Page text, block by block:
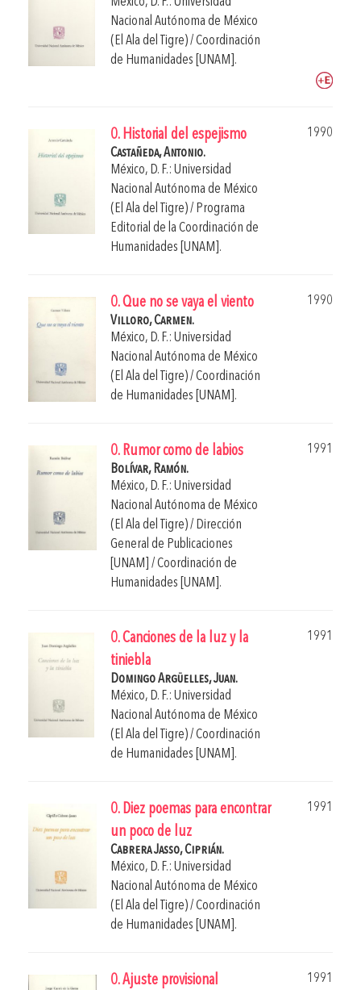
Nacional Autónoma de México
(El Ala del Tigre) / Coordinación
de Humanidades [UNAM].
0. Historial del espejismo
1990
Castañeda, Antonio.
México, D. F.: Universidad
Nacional Autónoma de México
(El Ala del Tigre) / Programa
Editorial de la Coordinación de
Humanidades [UNAM].
0. Que no se vaya el viento
1990
Villoro, Carmen.
México, D. F.: Universidad
Nacional Autónoma de México
(El Ala del Tigre) / Coordinación
de Humanidades [UNAM].
0. Rumor como de labios
1991
Bolívar, Ramón.
México, D. F.: Universidad
Nacional Autónoma de México
(El Ala del Tigre) / Dirección
General de Publicaciones
[UNAM] / Coordinación de
Humanidades [UNAM].
0. Canciones de la luz y la
tiniebla
1991
Domingo Argüelles, Juan.
México, D. F.: Universidad
Nacional Autónoma de México
(El Ala del Tigre) / Coordinación
de Humanidades [UNAM].
0. Diez poemas para encontrar
un poco de luz
1991
Cabrera Jasso, Ciprián.
México, D. F.: Universidad
Nacional Autónoma de México
(El Ala del Tigre) / Coordinación
de Humanidades [UNAM].
0. Ajuste provisional
1991